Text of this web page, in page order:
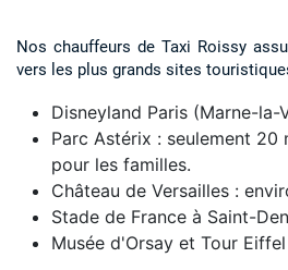
Nos chauffeurs de Taxi Roissy
vers les plus grands sites
Disneyland Paris (Marne-la-
Parc Astérix : seulement 20
pour les familles.
Château de Versailles :
Stade de France à Saint-
Musée d'Orsay et Tour